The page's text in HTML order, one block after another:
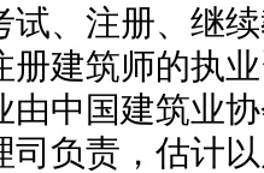
试、注册、继
筑师的执业
由中国建筑业
司负责，估计